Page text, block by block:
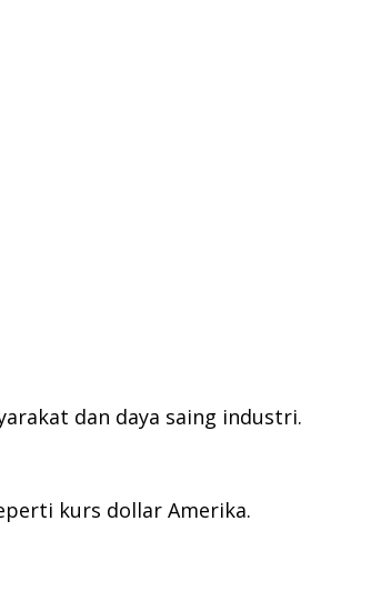
dan daya saing industri.
kurs dollar Amerika.